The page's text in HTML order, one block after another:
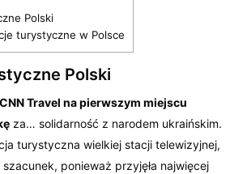
Polski
turystyczne w Polsce
Polski
Travel na pierwszym miejscu
za… solidarność z narodem ukraińskim.
turystyczna wielkiej stacji telewizyjnej,
szacunek, ponieważ przyjęła najwięcej